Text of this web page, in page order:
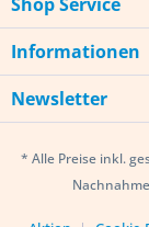
Informationen
Newsletter
* Alle Preise inkl.